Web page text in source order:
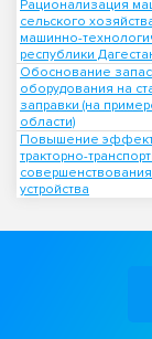
Рационализация
сельского
машинно-
республики
Обоснование
оборудования на
заправки (на
области)
Повышение
тракторно-
устройства